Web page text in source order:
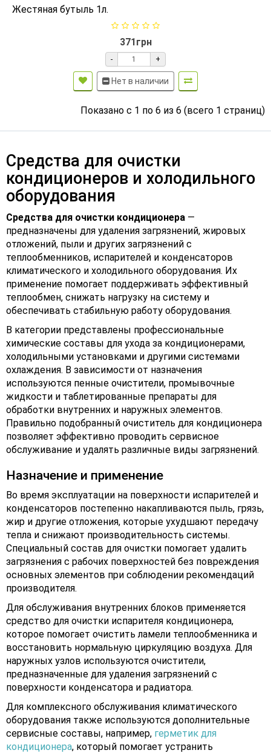
Жестяная бутыль 1л.
371грн
- +
Нет в наличии
Показано с 1 по 6 из 6 (всего 1 страниц)
Средства для очистки
кондиционеров и холодильного
оборудования
Средства для очистки кондиционера —
предназначены для удаления загрязнений, жировых
отложений, пыли и других загрязнений с
теплообменников, испарителей и конденсаторов
климатического и холодильного оборудования. Их
применение помогает поддерживать эффективный
теплообмен, снижать нагрузку на систему и
обеспечивать стабильную работу оборудования.
В категории представлены профессиональные
химические составы для ухода за кондиционерами,
холодильными установками и другими системами
охлаждения. В зависимости от назначения
используются пенные очистители, промывочные
жидкости и таблетированные препараты для
обработки внутренних и наружных элементов.
Правильно подобранный очиститель для кондиционера
позволяет эффективно проводить сервисное
обслуживание и удалять различные виды загрязнений.
Назначение и применение
Во время эксплуатации на поверхности испарителей и
конденсаторов постепенно накапливаются пыль, грязь,
жир и другие отложения, которые ухудшают передачу
тепла и снижают производительность системы.
Специальный состав для очистки помогает удалить
загрязнения с рабочих поверхностей без повреждения
основных элементов при соблюдении рекомендаций
производителя.
Для обслуживания внутренних блоков применяется
средство для очистки испарителя кондиционера,
которое помогает очистить ламели теплообменника и
восстановить нормальную циркуляцию воздуха. Для
наружных узлов используются очистители,
предназначенные для удаления загрязнений с
поверхности конденсатора и радиатора.
Для комплексного обслуживания климатического
оборудования также используются дополнительные
сервисные составы, например, герметик для
кондиционера, который помогает устранить